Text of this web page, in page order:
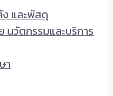
ง และพัสดุ
นวัตกรรมและบริการ
า